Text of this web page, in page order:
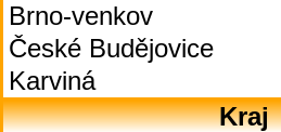
Brno-venkov
České Budějovice
Karviná
Kraj